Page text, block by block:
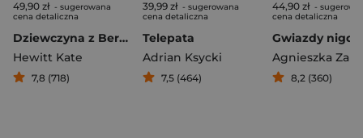
49,90 zł - sugerowana
cena detaliczna
Dziewczyna z Berlina
Hewitt Kate
7,8 (718)
39,99 zł - sugerowana
cena detaliczna
Telepata
Adrian Ksycki
7,5 (464)
44,90 zł -
cena detaliczna
8,2 (360)